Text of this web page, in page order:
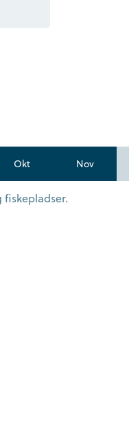
Okt Nov